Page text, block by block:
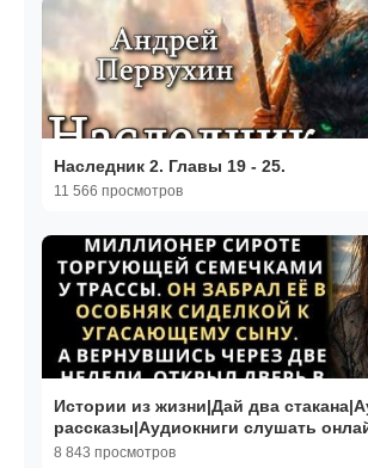
Наследник 2. Главы 19 - 25.
11 566 просмотров
Истории из жизни|Дай два
рассказы|Аудиокниги слушать
Жизненные истории
8 843 просмотров